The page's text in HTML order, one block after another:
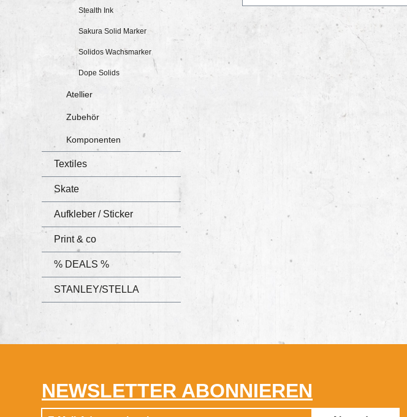
Stealth Ink
Sakura Solid Marker
Solidos Wachsmarker
Dope Solids
Atellier
Zubehör
Komponenten
Textiles
Skate
Aufkleber / Sticker
Print & co
% DEALS %
STANLEY/STELLA
Keilspitze, die eine dicke, sichere
Linie in der Linienbreite 4 – 8,5
hervorragend zum Arbeiten auf
großen Flächen eignet.
NEWSLETTER ABONNIEREN